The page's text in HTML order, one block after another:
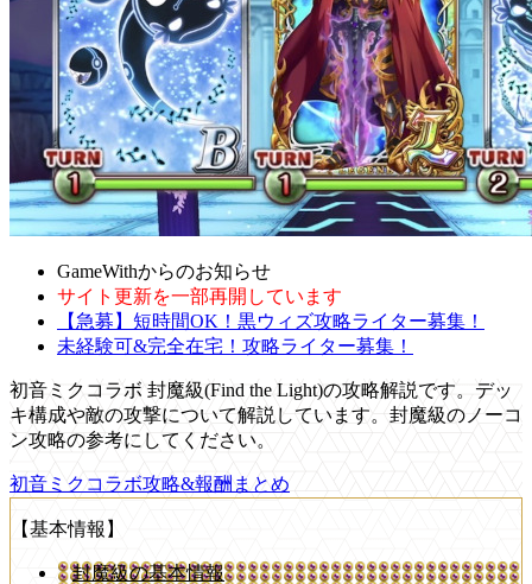
GameWithからのお知らせ
サイト更新を一部再開しています
【急募】短時間OK！黒ウィズ攻略ライター募集！
未経験可&完全在宅！攻略ライター募集！
初音ミクコラボ 封魔級(Find the Light)の攻略解説です。デッ
キ構成や敵の攻撃について解説しています。封魔級のノーコ
ン攻略の参考にしてください。
初音ミクコラボ攻略&報酬まとめ
【基本情報】
封魔級の基本情報